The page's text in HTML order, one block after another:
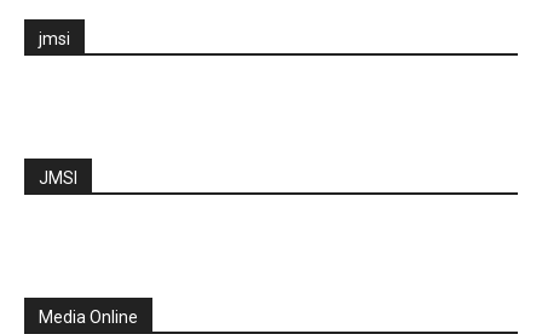
jmsi
JMSI
Media Online